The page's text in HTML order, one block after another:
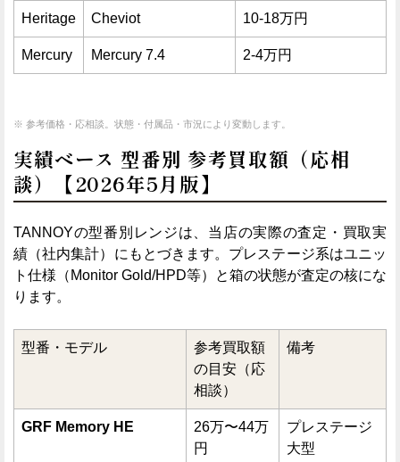
Heritage Cheviot 10-18万円
Mercury Mercury 7.4 2-4万円
※ 参考価格・応相談。状態・付属品・市況により変動します。
実績ベース 型番別 参考買取額（応相
談）【2026年5月版】
TANNOYの型番別レンジは、当店の実際の査定・買取実
績（社内集計）にもとづきます。プレステージ系はユニッ
ト仕様（Monitor Gold/HPD等）と箱の状態が査定の核にな
ります。
型番・モデル
参考買取額
の目安（応
相談）
備考
GRF Memory HE
26万〜44万
円
プレステージ
大型